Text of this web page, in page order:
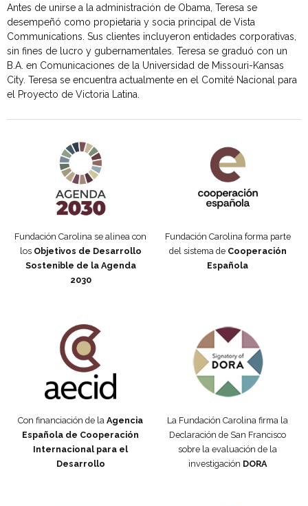
Antes de unirse a la administración de Obama, Teresa se
desempeñó como propietaria y socia principal de Vista
Communications. Sus clientes incluyeron entidades corporativas,
sin fines de lucro y gubernamentales. Teresa se graduó con un
B.A. en Comunicaciones de la Universidad de Missouri-Kansas
City. Teresa se encuentra actualmente en el Comité Nacional para
el Proyecto de Victoria Latina.
Fundación Carolina se alinea con
los Objetivos de Desarrollo
Sostenible de la Agenda
2030
Fundación Carolina forma parte
del sistema de Cooperación
Española
Con financiación de la Agencia
Española de Cooperación
Internacional para el
Desarrollo
La Fundación Carolina firma la
Declaración de San Francisco
sobre la evaluación de la
investigación DORA